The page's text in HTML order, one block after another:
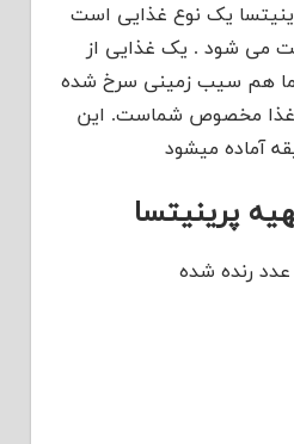
یک نوع غذایی است
می شود . یک غذایی از
هم سیب زمینی سرخ شده
مخصوص شماست. این
آماده میشود
پرینیتسا